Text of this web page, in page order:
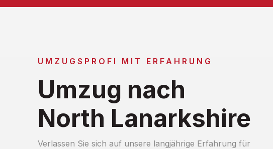
UMZUGSPROFI MIT ERFAHRUNG
Umzug nach
North Lanarkshire
Verlassen Sie sich auf unsere langjährige Erfahrung für